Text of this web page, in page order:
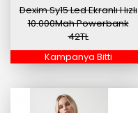
Dexim Sy15 Led Ekranlı Hızlı
10.000Mah Powerbank
42TL
Kampanya Bitti